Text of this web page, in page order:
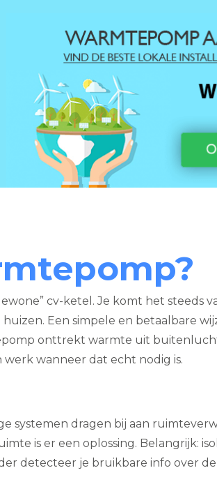
cv-ketel. Je komt het steeds
Een simpele en betaalbare
onttrekt warmte uit
wanneer dat echt nodig is.
systemen dragen bij aan
is er een oplossing. Belangrijk:
detecteer je bruikbare info over